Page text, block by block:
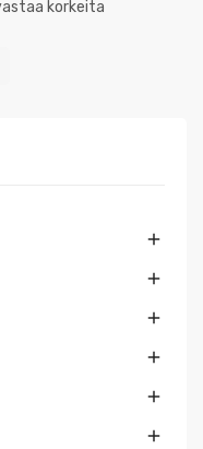
korkeita





